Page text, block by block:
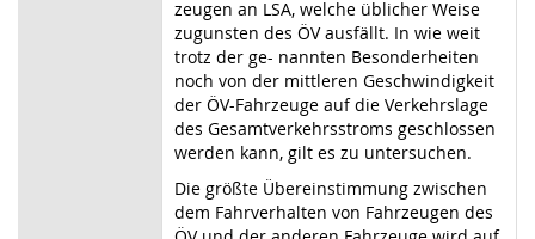
zeugen an LSA, welche üblicher Weise
zugunsten des ÖV ausfällt. In wie weit
trotz der ge- nannten Besonderheiten
noch von der mittleren Geschwindigkeit
der ÖV-Fahrzeuge auf die Verkehrslage
des Gesamtverkehrsstroms geschlossen
werden kann, gilt es zu untersuchen.
Die größte Übereinstimmung zwischen
dem Fahrverhalten von Fahrzeugen des